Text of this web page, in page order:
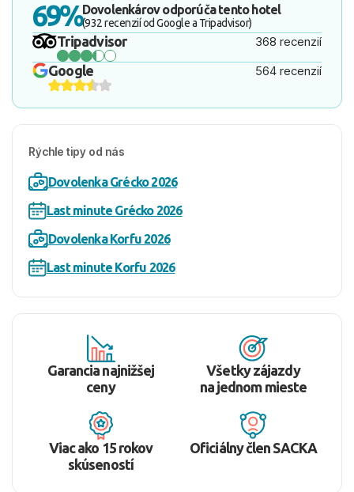
69%Dovolenkárov odporúča tento hotel
(932 recenzií od Google a Tripadvisor)
Tripadvisor 368 recenzií
Google 564 recenzií
Rýchle tipy od nás
Dovolenka Grécko 2026
Last minute Grécko 2026
Dovolenka Korfu 2026
Last minute Korfu 2026
Garancia najnižšej
ceny
Všetky zájazdy
na jednom mieste
Viac ako 15 rokov
skúseností
Oficiálny člen SACKA